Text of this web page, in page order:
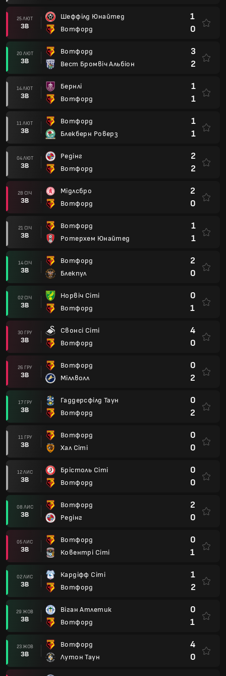
25 ЛЮТ
ЗВ
Шеффілд Юнайтед
Вотфорд
1
0
20 ЛЮТ
ЗВ
Вотфорд
Вест Бромвіч Альбіон
3
2
14 ЛЮТ
ЗВ
Бернлі
Вотфорд
1
1
11 ЛЮТ
ЗВ
Вотфорд
Блекберн Роверз
1
1
04 ЛЮТ
ЗВ
Редінг
Вотфорд
2
2
28 СІЧ
ЗВ
Мідлсбро
Вотфорд
2
0
21 СІЧ
ЗВ
Вотфорд
Ротерхем Юнайтед
1
1
14 СІЧ
ЗВ
Вотфорд
Блекпул
2
0
02 СІЧ
ЗВ
Норвіч Сіті
Вотфорд
0
1
30 ГРУ
ЗВ
Свонсі Сіті
Вотфорд
4
0
26 ГРУ
ЗВ
Вотфорд
Міллволл
0
2
17 ГРУ
ЗВ
Гаддерсфілд Таун
Вотфорд
0
2
11 ГРУ
ЗВ
Вотфорд
Хал Сіті
0
0
12 ЛИС
ЗВ
Брістоль Сіті
Вотфорд
0
0
08 ЛИС
ЗВ
Вотфорд
Редінг
2
0
05 ЛИС
ЗВ
Вотфорд
Ковентрі Сіті
0
1
02 ЛИС
ЗВ
Кардіфф Сіті
Вотфорд
1
2
29 ЖОВ
ЗВ
Віган Атлетик
Вотфорд
0
1
23 ЖОВ
ЗВ
Вотфорд
Лутон Таун
4
0